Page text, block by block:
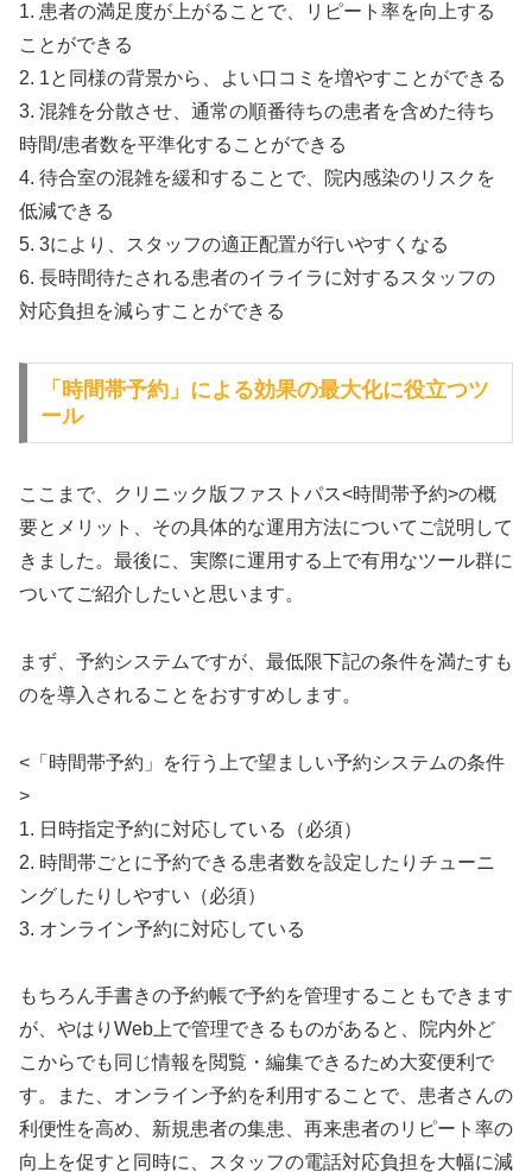
1. 患者の満足度が上がることで、リピート率を向上する
ことができる
2. 1と同様の背景から、よい口コミを増やすことができる
3. 混雑を分散させ、通常の順番待ちの患者を含めた待ち
時間/患者数を平準化することができる
4. 待合室の混雑を緩和することで、院内感染のリスクを
低減できる
5. 3により、スタッフの適正配置が行いやすくなる
6. 長時間待たされる患者のイライラに対するスタッフの
対応負担を減らすことができる
「時間帯予約」による効果の最大化に役立つツ
ール
ここまで、クリニック版ファストパス<時間帯予約>の概
要とメリット、その具体的な運用方法についてご説明して
きました。最後に、実際に運用する上で有用なツール群に
ついてご紹介したいと思います。
まず、予約システムですが、最低限下記の条件を満たすも
のを導入されることをおすすめします。
<「時間帯予約」を行う上で望ましい予約システムの条件
>
1. 日時指定予約に対応している（必須）
2. 時間帯ごとに予約できる患者数を設定したりチューニ
ングしたりしやすい（必須）
3. オンライン予約に対応している
もちろん手書きの予約帳で予約を管理することもできます
が、やはりWeb上で管理できるものがあると、院内外ど
こからでも同じ情報を閲覧・編集できるため大変便利で
す。また、オンライン予約を利用することで、患者さんの
利便性を高め、新規患者の集患、再来患者のリピート率の
向上を促すと同時に、スタッフの電話対応負担を大幅に減